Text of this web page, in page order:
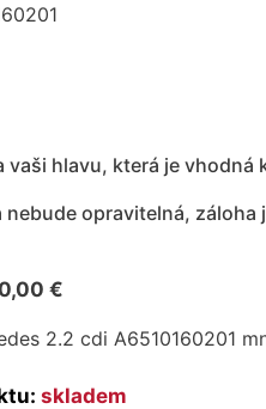
vaši hlavu, která je vhodná
nebude opravitelná,
€
2.2 cdi A6510160201
skladem